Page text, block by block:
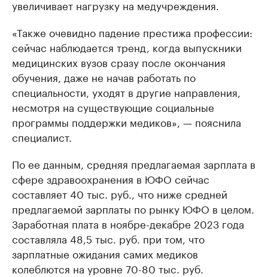
увеличивает нагрузку на медучреждения.
«Также очевидно падение престижа профессии:
сейчас наблюдается тренд, когда выпускники
медицинских вузов сразу после окончания
обучения, даже не начав работать по
специальности, уходят в другие направления,
несмотря на существующие социальные
программы поддержки медиков», — пояснила
специалист.
По ее данным, средняя предлагаемая зарплата в
сфере здравоохранения в ЮФО сейчас
составляет 40 тыс. руб., что ниже средней
предлагаемой зарплаты по рынку ЮФО в целом.
Заработная плата в ноябре-декабре 2023 года
составляла 48,5 тыс. руб. при том, что
зарплатные ожидания самих медиков
колеблются на уровне 70-80 тыс. руб.